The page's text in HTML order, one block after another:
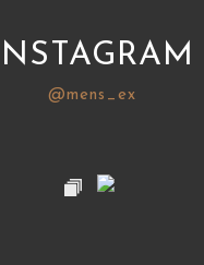
@mens_ex